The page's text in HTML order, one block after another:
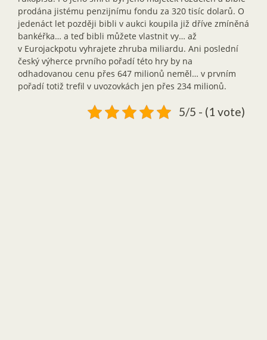
prodána jistému penzijnímu fondu za 320 tisíc dolarů. O
jedenáct let později bibli v aukci koupila již dříve zmíněná
bankéřka… a teď bibli můžete vlastnit vy… až
v Eurojackpotu vyhrajete zhruba miliardu. Ani poslední
český výherce prvního pořadí této hry by na
odhadovanou cenu přes 647 milionů neměl… v prvním
pořadí totiž trefil v uvozovkách jen přes 234 milionů.
5/5 - (1 vote)